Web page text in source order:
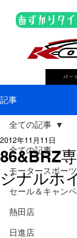
パー
あずかりタ
記事
全ての記事
モータースポーツ
セール＆キャン
熱田店
日進店
全ての記事
86&BRZ
ジナルホ
2012年11月11日